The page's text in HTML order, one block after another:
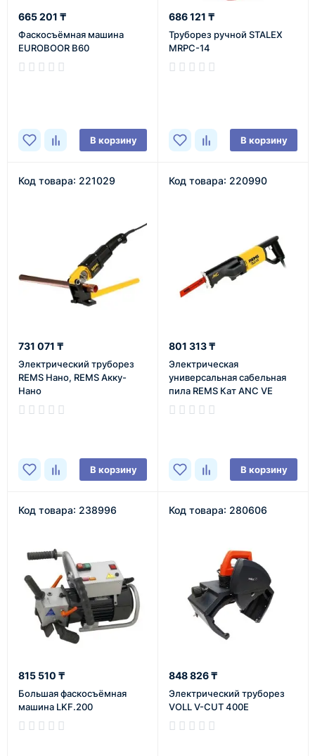
665 201 ₸
Фаскосъёмная машина
EUROBOOR B60
В корзину
686 121 ₸
Труборез ручной STALEX
MRPC-14
В корзину
Код товара: 221029
731 071 ₸
Электрический труборез
REMS Нано, REMS Акку-
Нано
В корзину
Код товара: 220990
801 313 ₸
Электрическая
универсальная сабельная
пила REMS Кат ANC VE
В корзину
Код товара: 238996
815 510 ₸
Большая фаскосъёмная
машина LKF.200
Код товара: 280606
848 826 ₸
Электрический труборез
VOLL V-CUT 400E